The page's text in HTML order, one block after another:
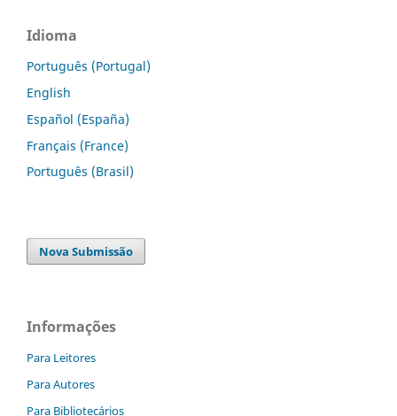
Idioma
Português (Portugal)
English
Español (España)
Français (France)
Português (Brasil)
Nova Submissão
Informações
Para Leitores
Para Autores
Para Bibliotecários